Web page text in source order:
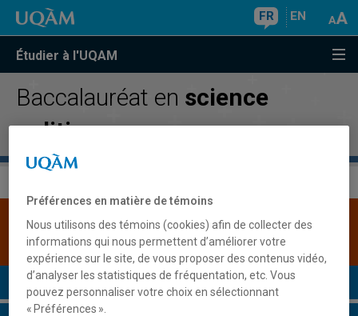
FR EN
Étudier à l'UQAM
Baccalauréat en science
politique
Une version plus récente de ce programme est
disponible.Cliquez ici pour la consulter.
Présentation du programme
Préférences en matière de témoins
Nous utilisons des témoins (cookies) afin de collecter des
informations qui nous permettent d’améliorer votre
expérience sur le site, de vous proposer des contenus vidéo,
d’analyser les statistiques de fréquentation, etc. Vous
pouvez personnaliser votre choix en sélectionnant
« Préférences ».